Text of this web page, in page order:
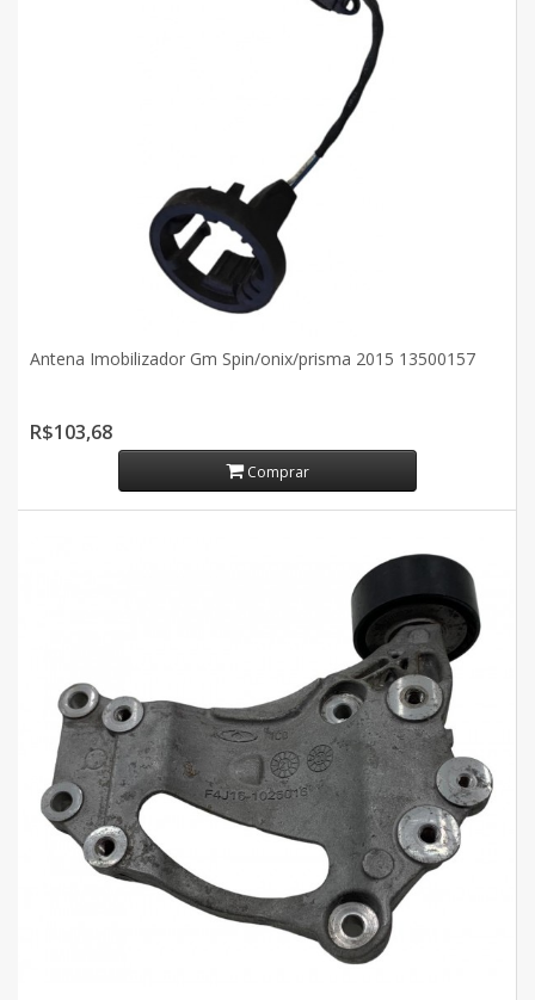
Antena Imobilizador Gm Spin/onix/prisma 2015 13500157
R$103,68
Comprar